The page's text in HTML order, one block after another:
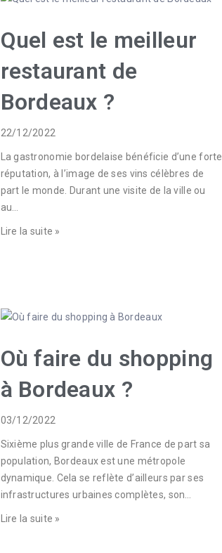
Quel est le meilleur
restaurant de
Bordeaux ?
22/12/2022
La gastronomie bordelaise bénéficie d’une forte
réputation, à l’image de ses vins célèbres de
part le monde. Durant une visite de la ville ou
au…
Lire la suite »
Où faire du shopping
à Bordeaux ?
03/12/2022
Sixième plus grande ville de France de part sa
population, Bordeaux est une métropole
dynamique. Cela se reflète d’ailleurs par ses
infrastructures urbaines complètes, son…
Lire la suite »